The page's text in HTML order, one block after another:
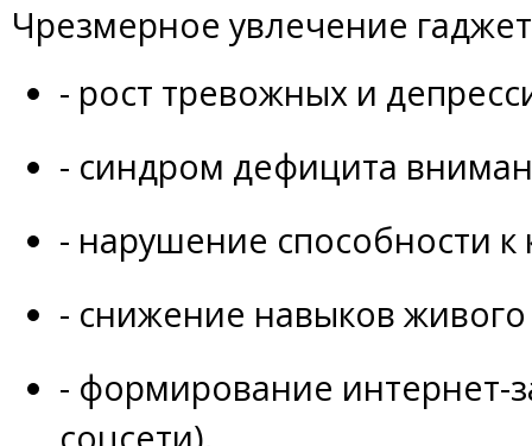
Чрезмерное увлечение
- рост тревожных и
- синдром дефицита
- нарушение способности
- снижение навыков
- формирование интернет-